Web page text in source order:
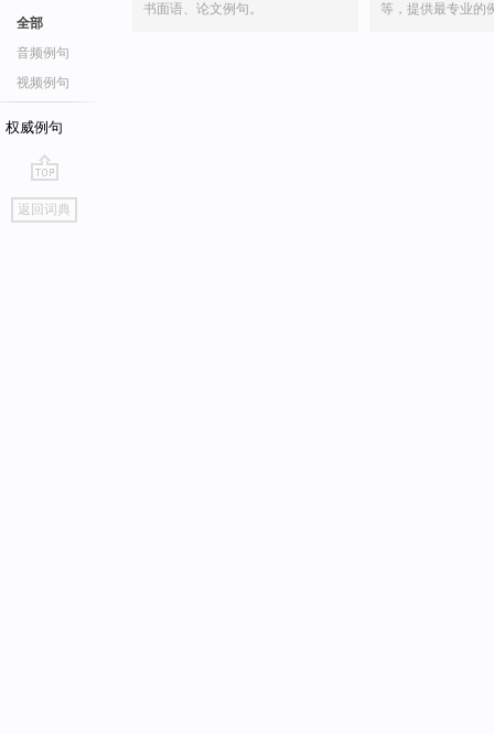
全部
音频例句
视频例句
权威例句
go
top
返回词典
书面语、论文例句。
等，提供最专业的